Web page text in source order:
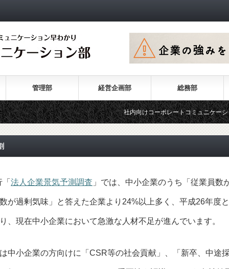
管理部 経営企画部 総務部
社内向けコーポレートコミュニケーションの目
法人企業景気予測調査 」では、中小企業のうち「従業員数
が過剰気味」と答えた企業より24%以上多く、平成26年度と
、現在中小企業において急激な人材不足が進んでいます。
中小企業の方向けに「CSR等の社会貢献」、「新卒、中途